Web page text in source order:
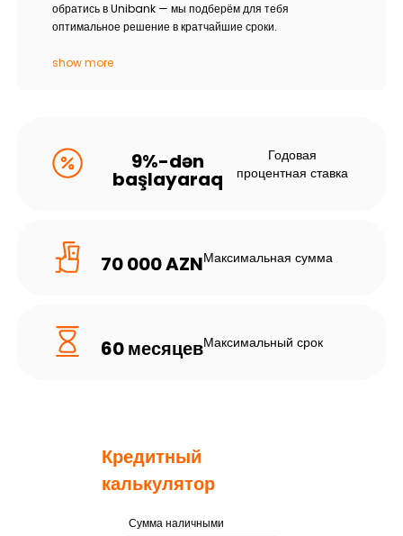
обратись в Unibank — мы подберём для тебя
оптимальное решение в кратчайшие сроки.
show more
9%-dən
başlayaraq
Годовая
процентная ставка
70 000 AZNМаксимальная сумма
60 месяцевМаксимальный срок
Кредитный
калькулятор
Сумма наличными